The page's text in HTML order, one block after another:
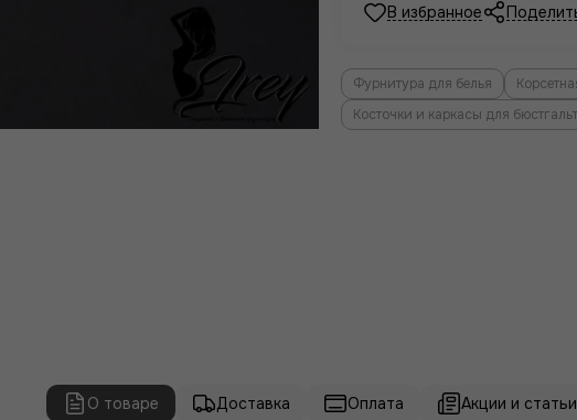
Фурнитура для белья
Косточки и каркасы для
О товаре Доставка Оплата Акции и статьи